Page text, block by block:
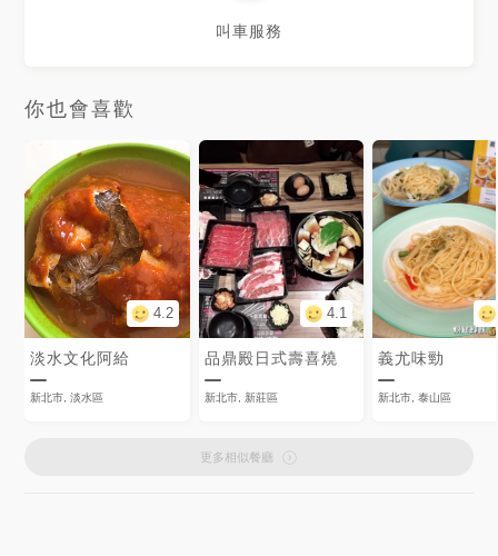
叫車服務
你也會喜歡
4.2
淡水文化阿給
新北市, 淡水區
4.1
品鼎殿日式壽喜燒
新北市, 新莊區
義尤味勁
新北市, 泰山區
更多相似餐廳